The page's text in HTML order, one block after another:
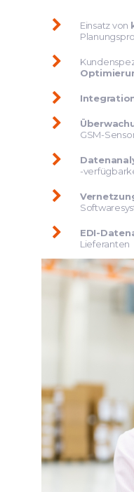
Einsatz von
GSM-
-
EDI-
Lieferanten